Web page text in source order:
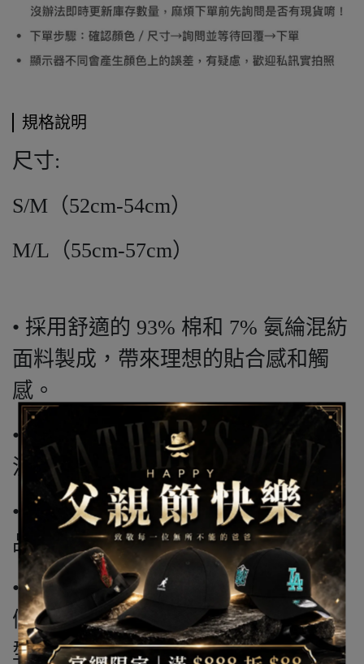
規格說明
尺寸:
S/M（52cm-54cm）
M/L（55cm-57cm）
• 採用舒適的 93% 棉和 7% 氨綸混紡
面料製成，帶來理想的貼合感和觸
感。
• 在中國自豪地設計和製造，確保一
流的品質和工藝。
• 這款針織漁夫帽是您衣櫃的百搭單
品，適合所有季節和各種場合。
• 無論您是出去休閒散步還是週末度
假，這頂帽子都能輕鬆打造您的造
型。